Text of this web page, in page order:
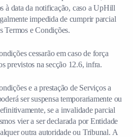
à data da notificação, caso a UpHill
impedida de cumprir parcial
Termos e Condições.
cessarão em caso de força
previstos na secção 12.6, infra.
e a prestação de Serviços a
ser suspensa temporariamente ou
se a invalidade parcial
vier a ser declarada por Entidade
outra autoridade ou Tribunal. A